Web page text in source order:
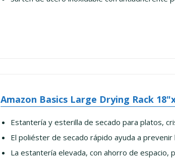
Amazon Basics Large Drying Rack
Estantería y esterilla de secado para platos,
El poliéster de secado rápido ayuda a prevenir
La estantería elevada, con ahorro de